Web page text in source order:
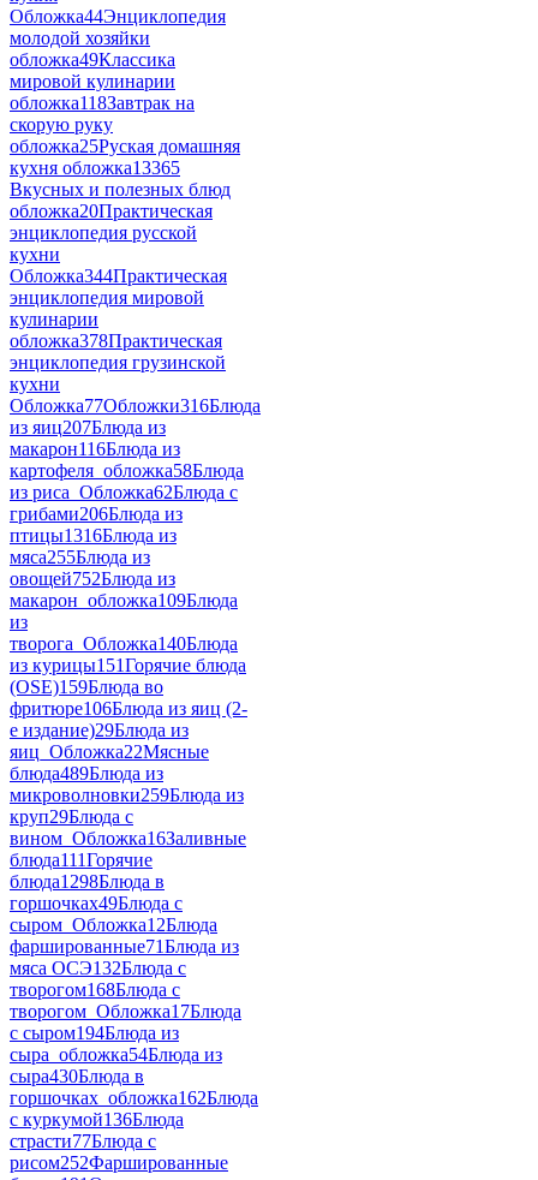
Обложка44Энциклопедия
молодой хозяйки
обложка49Классика
мировой кулинарии
обложка118Завтрак на
скорую руку
обложка25Руская домашняя
кухня обложка13365
Вкусных и полезных блюд
обложка20Практическая
энциклопедия русской
кухни
Обложка344Практическая
энциклопедия мировой
кулинарии
обложка378Практическая
энциклопедия грузинской
кухни
Обложка77Обложки316Блюда
из яиц207Блюда из
макарон116Блюда из
картофеля_обложка58Блюда
из риса_Обложка62Блюда с
грибами206Блюда из
птицы1316Блюда из
мяса255Блюда из
овощей752Блюда из
макарон_обложка109Блюда
из
творога_Обложка140Блюда
из курицы151Горячие блюда
(OSE)159Блюда во
фритюре106Блюда из яиц (2-
е издание)29Блюда из
яиц_Обложка22Мясные
блюда489Блюда из
микроволновки259Блюда из
круп29Блюда с
вином_Обложка16Заливные
блюда111Горячие
блюда1298Блюда в
горшочках49Блюда с
сыром_Обложка12Блюда
фаршированные71Блюда из
мяса ОСЭ132Блюда с
творогом168Блюда с
творогом_Обложка17Блюда
с сыром194Блюда из
сыра_обложка54Блюда из
сыра430Блюда в
горшочках_обложка162Блюда
с куркумой136Блюда
страсти77Блюда с
рисом252Фаршированные